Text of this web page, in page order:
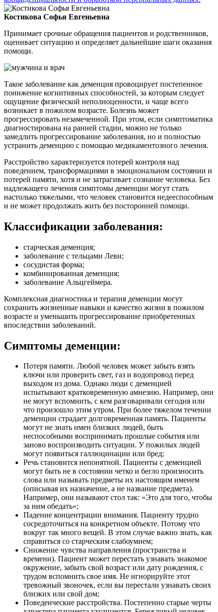
Костикова Софья Евгеньевна
Принимает срочные обращения пациентов и родственников,
оценивает ситуацию и определяет дальнейшие шаги оказания
помощи.
Такое заболевание как деменция провоцирует постепенное
понижение когнитивных способностей, за которым следует
ощущение физической неполноценности, и чаще всего
возникает в пожилом возрасте. Болезнь может
прогрессировать незамеченной. При этом, если симптоматика
диагностирована на ранней стадии, можно не только
замедлить прогрессирование заболевания, но и полностью
устранить деменцию с помощью медикаментозного лечения.
Расстройство характеризуется потерей контроля над
поведением, трансформациями в эмоциональном состоянии и
потерей памяти, хотя и не затрагивает сознание человека. Без
надлежащего лечения симптомы деменции могут стать
настолько тяжелыми, что человек становится недееспособным
и не может продолжать жить без посторонней помощи.
Классификации заболевания:
старческая деменция;
заболевание с тельцами Леви;
сосудистая форма;
комбинированная деменция;
заболевание Альцгеймера.
Комплексная диагностика и терапия деменции могут
сохранить жизненные навыки и качество жизни в пожилом
возрасте и уменьшить прогрессирование приобретенных
впоследствии заболеваний.
Симптомы деменции:
Потеря памяти. Любой человек может забыть взять
ключи или проверить свет, газ и водопровод перед
выходом из дома. Однако люди с деменцией
испытывают кратковременную амнезию. Например, они
не могут вспомнить, с кем разговаривали сегодня или
что произошло этим утром. При более тяжелом течении
деменции страдает долговременная память. Пациенты
могут не знать имен близких людей, быть
неспособными воспринимать прошлые события или
заново воспроизводить ситуации. У пожилых людей
могут появиться галлюцинации или бред;
Речь становится непонятной. Пациенты с деменцией
могут быть не в состоянии четко и бегло произносить
слова или называть предметы их настоящим именем
(описывая их назначение, а не название предмета).
Например, они называют стол так: «Это для того, чтобы
за ним обедать»;
Падение концентрации внимания. Пациенту трудно
сосредоточиться на конкретном объекте. Потому что
вокруг так много вещей. В этом случае важно знать, как
справиться со старческим слабоумием;
Снижение чувства направления (пространства и
времени). Пациент может перестать узнавать знакомое
окружение, забыть свой возраст или дату рождения, с
трудом вспомнить свое имя. Не игнорируйте этот
тревожный звоночек, если вы перестали узнавать своих
близких или свой дом;
Поведенческие расстройства. Постепенно старые черты